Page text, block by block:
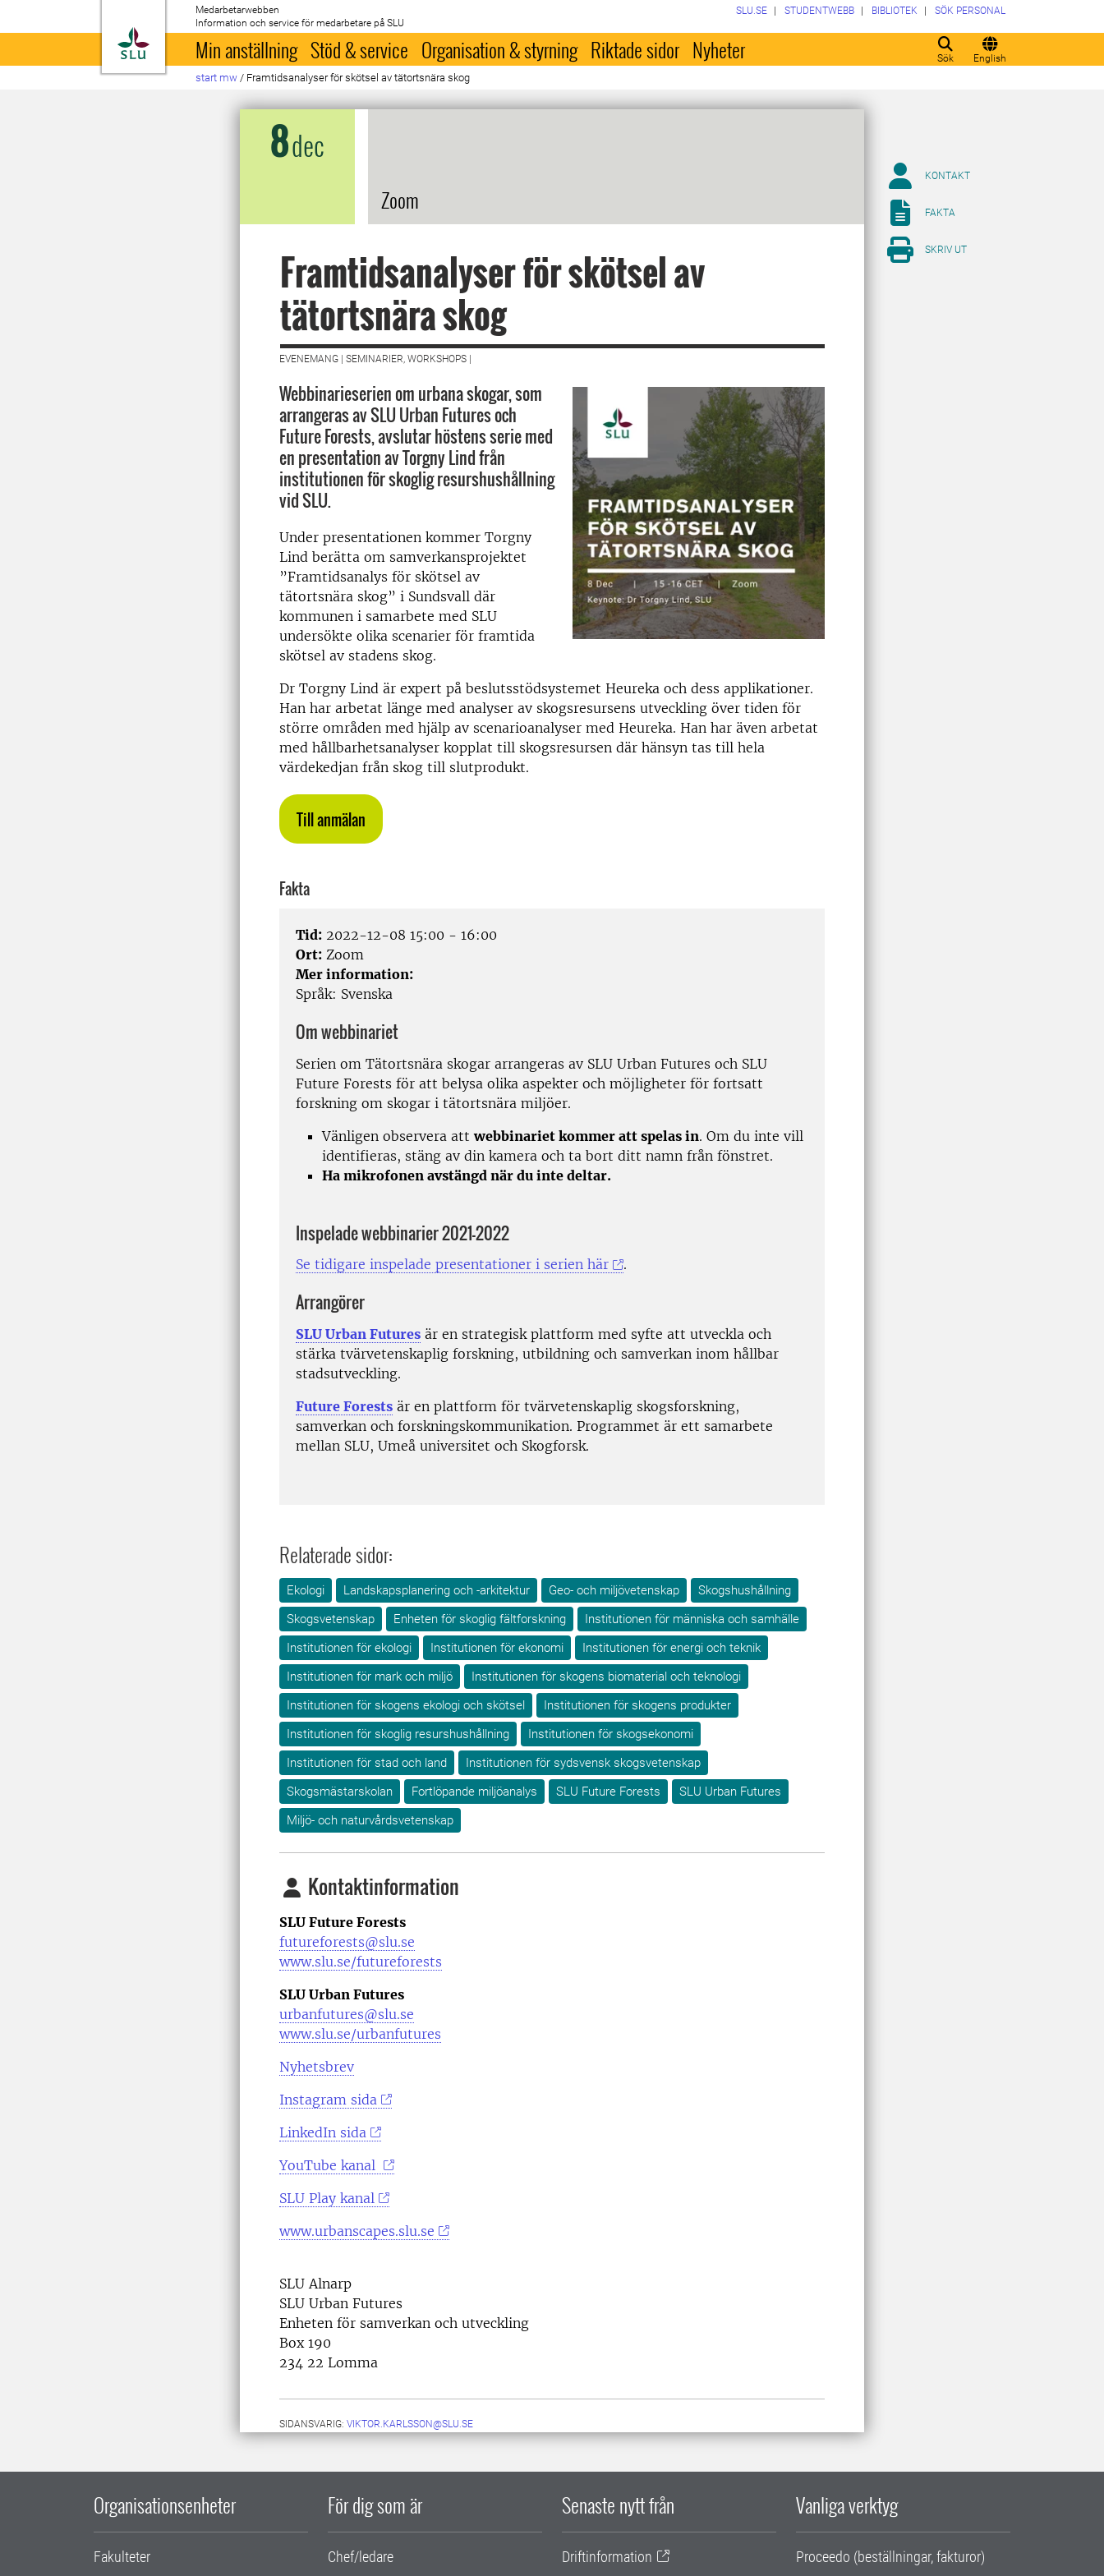
Till startsida
Medarbetarwebben
Information och service för medarbetare på SLU
Sök English
SLU.SE STUDENTWEBB BIBLIOTEK SÖK PERSONAL
Min anställning Stöd & service Organisation & styrning Riktade sidor Nyheter
start mw / Framtidsanalyser för skötsel av tätortsnära skog
8dec
Zoom
Framtidsanalyser för skötsel av
tätortsnära skog
EVENEMANG | SEMINARIER, WORKSHOPS |
Webbinarieserien om urbana skogar, som
arrangeras av SLU Urban Futures och
Future Forests, avslutar höstens serie med
en presentation av Torgny Lind från
institutionen för skoglig resurshushållning
vid SLU.
Under presentationen kommer Torgny
Lind berätta om samverkansprojektet
”Framtidsanalys för skötsel av
tätortsnära skog” i Sundsvall där
kommunen i samarbete med SLU
undersökte olika scenarier för framtida
skötsel av stadens skog.
Dr Torgny Lind är expert på beslutsstödsystemet Heureka och dess applikationer.
Han har arbetat länge med analyser av skogsresursens utveckling över tiden för
större områden med hjälp av scenarioanalyser med Heureka. Han har även arbetat
med hållbarhetsanalyser kopplat till skogsresursen där hänsyn tas till hela
värdekedjan från skog till slutprodukt.
Till anmälan
Fakta
Tid: 2022-12-08 15:00 - 16:00
Ort: Zoom
Mer information:
Språk: Svenska
Om webbinariet
Serien om Tätortsnära skogar arrangeras av SLU Urban Futures och SLU
Future Forests för att belysa olika aspekter och möjligheter för fortsatt
forskning om skogar i tätortsnära miljöer.
Vänligen observera attwebbinariet kommer att spelas in. Om du inte vill
identifieras, stäng av din kamera och ta bort ditt namn från fönstret.
Ha mikrofonen avstängd när du inte deltar.
Inspelade webbinarier 2021-2022
Se tidigare inspelade presentationer i serien här .
Arrangörer
SLU Urban Futures är en strategisk plattform med syfte att utveckla och
stärka tvärvetenskaplig forskning, utbildning och samverkan inom hållbar
stadsutveckling.
Future Forests är en plattform för tvärvetenskaplig skogsforskning,
samverkan och forskningskommunikation. Programmet är ett samarbete
mellan SLU, Umeå universitet och Skogforsk.
Relaterade sidor:
Ekologi Landskapsplanering och -arkitektur Geo- och miljövetenskap
Skogshushållning
Skogsvetenskap
Enheten för skoglig fältforskning
Institutionen för människa och samhälle
Institutionen för ekologi
Institutionen för ekonomi
Institutionen för energi och teknik
Institutionen för mark och miljö
Institutionen för skogens biomaterial och teknologi
Institutionen för skogens ekologi och skötsel
Institutionen för skogens produkter
Institutionen för skoglig resurshushållning
Institutionen för skogsekonomi
Institutionen för stad och land
Institutionen för sydsvensk skogsvetenskap
Skogsmästarskolan
Fortlöpande miljöanalys SLU Future Forests
SLU Urban Futures
Miljö- och naturvårdsvetenskap
Kontaktinformation
SLU Future Forests
futureforests@slu.se
www.slu.se/futureforests
SLU Urban Futures
urbanfutures@slu.se
www.slu.se/urbanfutures
Nyhetsbrev
Instagram sida
LinkedIn sida
YouTube kanal
SLU Play kanal
www.urbanscapes.slu.se
SLU Alnarp
SLU Urban Futures
Enheten för samverkan och utveckling
Box 190
234 22 Lomma
SIDANSVARIG: VIKTOR.KARLSSON@SLU.SE
KONTAKT
FAKTA
SKRIV UT
Organisationsenheter
Fakulteter
För dig som är
Chef/ledare
Senaste nytt från
Driftinformation
Vanliga verktyg
Proceedo (beställningar, fakturor)